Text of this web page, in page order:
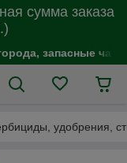
сумма заказа
запасные
удобрения,